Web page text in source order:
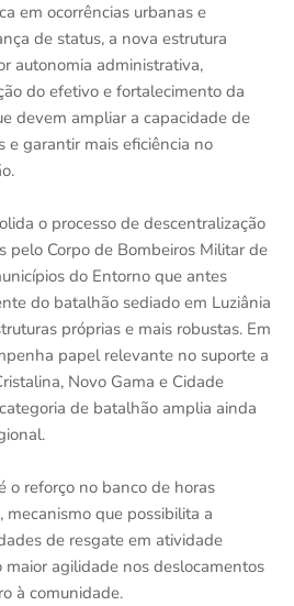
em ocorrências urbanas e
de status, a nova estrutura
autonomia administrativa,
do efetivo e fortalecimento da
devem ampliar a capacidade de
e garantir mais eficiência no
o processo de descentralização
pelo Corpo de Bombeiros Militar de
do Entorno que antes
do batalhão sediado em Luziânia
próprias e mais robustas. Em
papel relevante no suporte a
Novo Gama e Cidade
de batalhão amplia ainda
o reforço no banco de horas
que possibilita a
de resgate em atividade
agilidade nos deslocamentos
à comunidade.